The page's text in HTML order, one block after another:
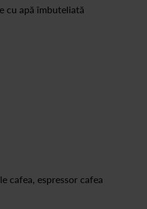
cu apă îmbuteliată
cafea, espressor cafea